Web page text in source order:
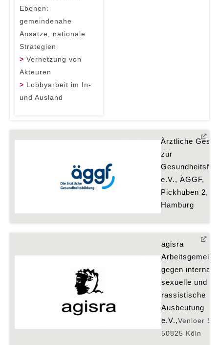
Ebenen:
gemeindenahe
Ansätze, nationale
Strategien
> Vernetzung von
Akteuren
> Lobbyarbeit im In-
und Ausland
Ärztliche
zur
e.V., ÄGGF,
Pickhuben 2,
Hamburg
agisra
gegen
sexuelle und
rassistische
Ausbeutung
e.V.,Venloer
50825 Köln